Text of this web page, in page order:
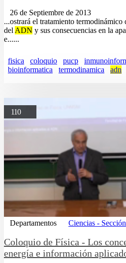
26 de Septiembre de 2013
...ostrará el tratamiento
del ADN y sus consecuencias en la
e......
fisica coloquio pucp
bioinformatica
termodinamica adn
110
Departamentos Ciencias -
Coloquio de Física - Los
energía e información